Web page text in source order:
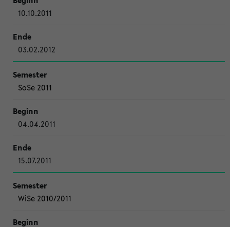
10.10.2011
03.02.2012
SoSe 2011
04.04.2011
15.07.2011
WiSe 2010/2011